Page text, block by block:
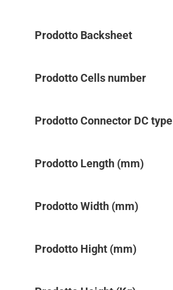
Prodotto Backsheet
Prodotto Cells number
Prodotto Connector DC type
Prodotto Length (mm)
Prodotto Width (mm)
Prodotto Hight (mm)